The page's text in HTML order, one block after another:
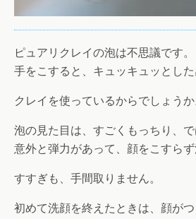
ピュアリクレイの泡は不思議です。
手をこすると、キュッキュッとした
クレイを使っているからでしょうか
泡の見た目は、すごくもっちり、で
意外と弾力があって、顔をこすらず
すすぎも、手間取りません。
初めて洗顔を終えたときは、顔が